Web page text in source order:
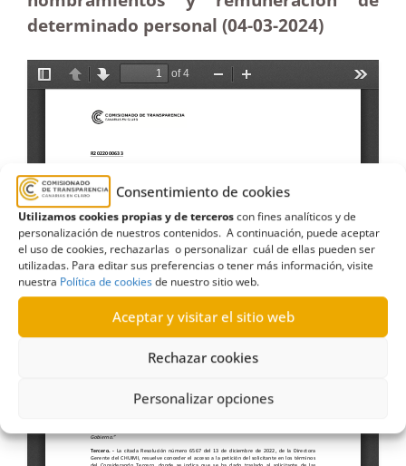
Consentimiento de cookies
Utilizamos cookies propias y de terceroscon fines analíticos y de
personalización de nuestros contenidos. A continuación, puede aceptar
el uso de cookies, rechazarlas o personalizar cuál de ellas pueden ser
utilizadas. Para editar sus preferencias o tener más información, visite
nuestra Política de cookiesde nuestro sitio web.
Aceptar y visitar el sitio web
Rechazar cookies
Personalizar opciones
determinado personal (04-03-2024)